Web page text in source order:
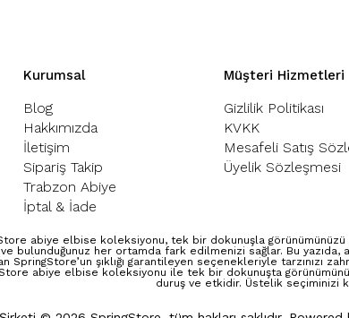
Kurumsal
Blog
Hakkımızda
İletişim
Sipariş Takip
Trabzon Abiye
İptal & İade
Müşteri Hizmetleri
Gizlilik Politikası
KVKK
Mesafeli Satış
Üyelik Sözleşmesi
abiye elbise koleksiyonu, tek bir dokunuşla görünümünüzü
ve bulunduğunuz her ortamda fark edilmenizi sağlar. Bu
SpringStore’un şıklığı garantileyen seçenekleriyle
abiye elbise koleksiyonu ile tek bir dokunuşta
duruş ve etkidir. Üstelik seçiminizi